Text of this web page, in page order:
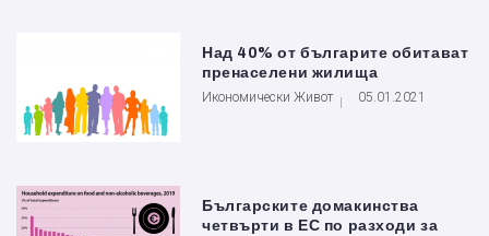
Над 40% от българите обитават
пренаселени жилища
Икономически Живот 05.01.2021
Българските домакинства
четвърти в ЕС по разходи за